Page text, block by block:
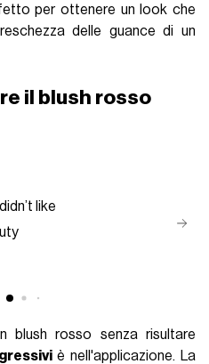
per ottenere un look che
delle guance di un
il blush rosso
like
blush rosso senza risultare
è nell'applicazione. La